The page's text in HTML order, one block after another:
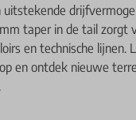
taper in de tail zorgt
en technische lijnen.
en ontdek nieuwe